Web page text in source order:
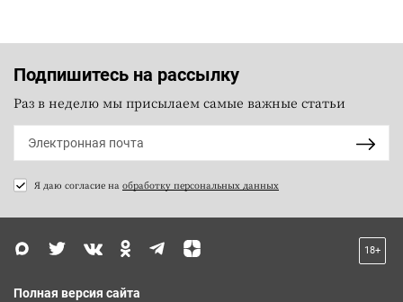
Подпишитесь на рассылку
Раз в неделю мы присылаем самые важные статьи
Я даю согласие на обработку персональных данных
18+
Полная версия сайта